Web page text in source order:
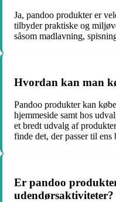
Ja, pandoo produkter er
tilbyder praktiske og
såsom madlavning,
Hvordan kan man
Pandoo produkter kan
hjemmeside samt hos
et bredt udvalg af
finde det, der passer til ens
Er pandoo
udendørsaktiviteter?